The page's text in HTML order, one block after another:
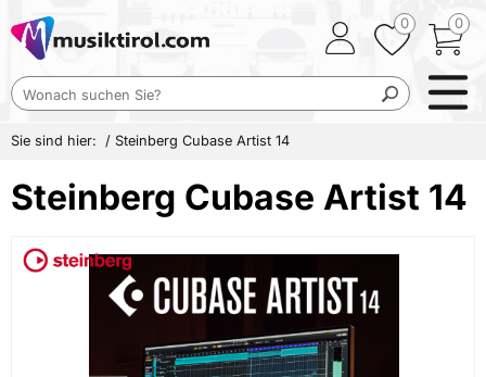
0
0
Sie sind hier: / Steinberg Cubase Artist 14
Steinberg Cubase Artist 14